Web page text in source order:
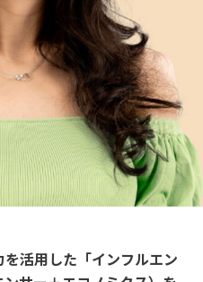
活用した「インフルエン